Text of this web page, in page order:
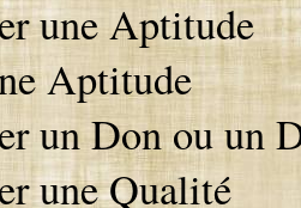
une Aptitude
Aptitude
un Don ou un
une Qualité